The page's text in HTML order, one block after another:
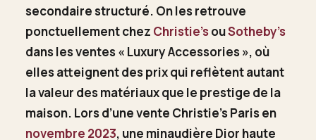
secondaire structuré. On les retrouve
ponctuellement chez Christie’s ouSotheby’s
dans les ventes « Luxury Accessories », où
elles atteignent des prix qui reflètent autant
la valeur des matériaux que le prestige de la
maison. Lors d’une vente Christie’s Paris en
novembre 2023, une minaudière Dior haute